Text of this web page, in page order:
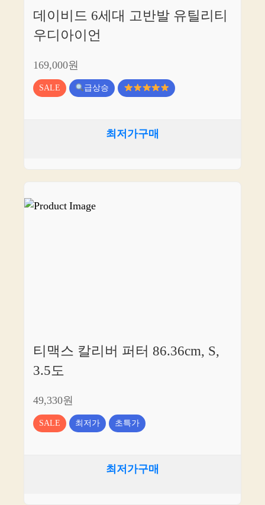
데이비드 6세대 고반발 유틸리티
우디아이언
169,000원
SALE 급상승
최저가구매
티맥스 칼리버 퍼터 86.36cm, S,
3.5도
49,330원
SALE 최저가 초특가
최저가구매